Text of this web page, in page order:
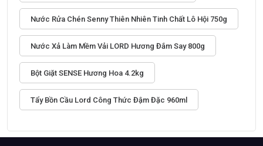
Nước Rửa Chén Senny Thiên Nhiên Tinh Chất Lô Hội 750g
Nước Xả Làm Mềm Vải LORD Hương Đắm Say 800g
Bột Giặt SENSE Hương Hoa 4.2kg
Tẩy Bồn Cầu Lord Công Thức Đậm Đặc 960ml